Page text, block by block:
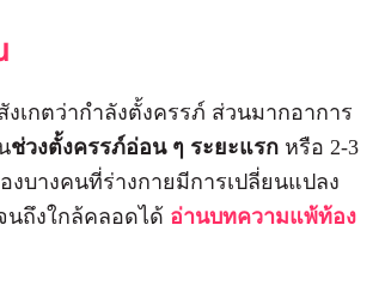
เกตว่ากำลังตั้งครรภ์ ส่วนมากอาการ
ช่วงตั้งครรภ์อ่อน ๆ ระยะแรก หรือ 2-3
บางคนที่ร่างกายมีการเปลี่ยนแปลง
ถึงใกล้คลอดได้ อ่านบทความแพ้ท้อง